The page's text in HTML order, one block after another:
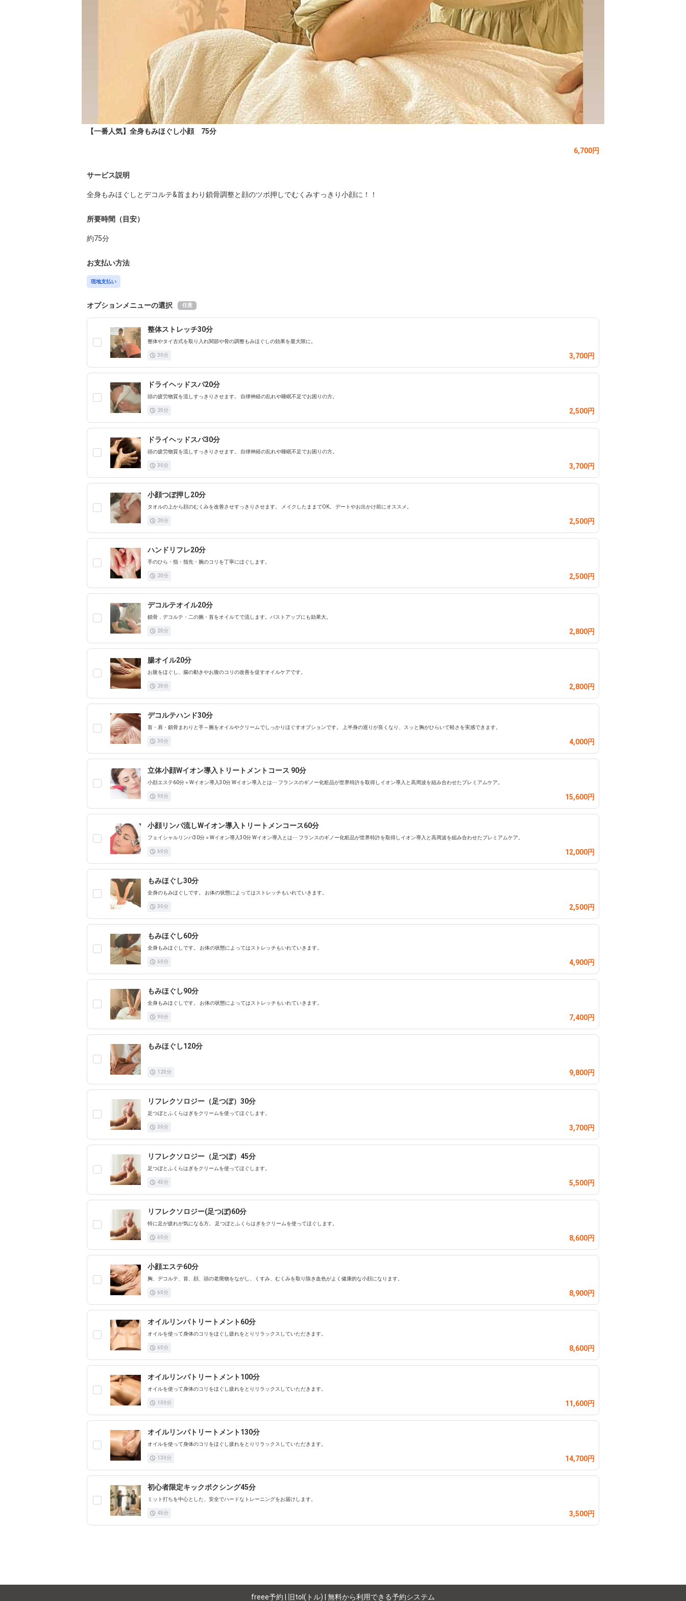
【一番人気】全身もみほぐし小顔 75分
6,700円
サービス説明
全身もみほぐしとデコルテ&首まわり鎖骨調整と顔のツボ押しでむくみすっきり小顔に！！
所要時間（目安）
約75分
お支払い方法
現地支払い
オプションメニューの選択 任意
整体ストレッチ30分
整体やタイ古式を取り入れ関節や骨の調整もみほぐしの効果を最大限に。
30分 3,700円
ドライヘッドスパ20分
頭の疲労物質を流しすっきりさせます。 自律神経の乱れや睡眠不足でお困りの方。
20分 2,500円
ドライヘッドスパ30分
頭の疲労物質を流しすっきりさせます。 自律神経の乱れや睡眠不足でお困りの方。
30分 3,700円
小顔つぼ押し20分
タオルの上から顔のむくみを改善させすっきりさせます。 メイクしたままでOK。 デートやお出かけ前にオススメ。
20分 2,500円
ハンドリフレ20分
手のひら・指・指先・腕のコリを丁寧にほぐします。
20分 2,500円
デコルテオイル20分
鎖骨．デコルテ・二の腕・首をオイルてで流します。バストアップにも効果大。
20分 2,800円
腸オイル20分
お腹をほぐし、腸の動きやお腹のコリの改善を促すオイルケアです。
20分 2,800円
デコルテハンド30分
首・肩・鎖骨まわりと手～腕をオイルやクリームでしっかりほぐすオプションです。 上半身の巡りが良くなり、スッと胸がひらいて軽さを実感できます。
30分 4,000円
立体小顔Wイオン導入トリートメントコース 90分
小顔エステ60分＋Wイオン導入30分 Wイオン導入とは⋯ フランスのギノー化粧品が世界特許を取得しイオン導入と高周波を組み合わせたプレミアムケア。
90分 15,600円
小顔リンパ流しWイオン導入トリートメンコース60分
フェイシャルリンパ30分＋Wイオン導入30分 Wイオン導入とは⋯ フランスのギノー化粧品が世界特許を取得しイオン導入と高周波を組み合わせたプレミアムケア。
60分 12,000円
もみほぐし30分
全身のもみほぐしです。 お体の状態によってはストレッチもいれていきます。
30分 2,500円
もみほぐし60分
全身もみほぐしです。 お体の状態によってはストレッチもいれていきます。
60分 4,900円
もみほぐし90分
全身もみほぐしです。 お体の状態によってはストレッチもいれていきます。
90分 7,400円
もみほぐし120分
120分 9,800円
リフレクソロジー（足つぼ）30分
足つぼとふくらはぎをクリームを使ってほぐします。
30分 3,700円
リフレクソロジー（足つぼ）45分
足つぼとふくらはぎをクリームを使ってほぐします。
45分 5,500円
リフレクソロジー(足つぼ)60分
特に足が疲れが気になる方。 足つぼとふくらはぎをクリームを使ってほぐします。
60分 8,600円
小顔エステ60分
胸、デコルテ、首、顔、頭の老廃物をながし、くすみ、むくみを取り除き血色がよく健康的な小顔になります。
60分 8,900円
オイルリンパトリートメント60分
オイルを使って身体のコリをほぐし疲れをとりリラックスしていただきます。
60分 8,600円
オイルリンパトリートメント100分
オイルを使って身体のコリをほぐし疲れをとりリラックスしていただきます。
100分 11,600円
オイルリンパトリートメント130分
オイルを使って身体のコリをほぐし疲れをとりリラックスしていただきます。
130分 14,700円
初心者限定キックボクシング45分
ミット打ちを中心とした、安全でハードなトレーニングをお届けします。 ​
45分 3,500円
freee予約 | 旧tol(トル) | 無料から利用できる予約システム